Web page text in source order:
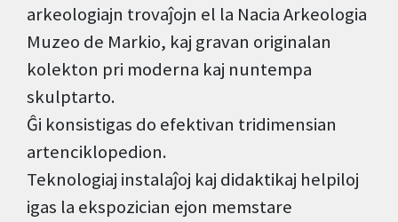
arkeologiajn trovaĵojn el la Nacia Arkeologia
Muzeo de Markio, kaj gravan originalan
kolekton pri moderna kaj nuntempa
skulptarto.
Ĝi konsistigas do efektivan tridimensian
artenciklopedion.
Teknologiaj instalaĵoj kaj didaktikaj helpiloj
igas la ekspozician ejon memstare